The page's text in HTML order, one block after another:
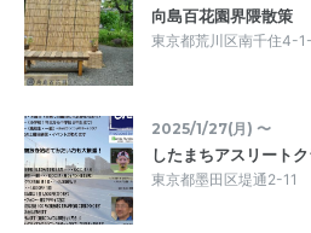
向島百花園界隈散策
東京都荒川区南千住4-
2025/1/27(月) 〜
したまちアスリート
東京都墨田区堤通2-11